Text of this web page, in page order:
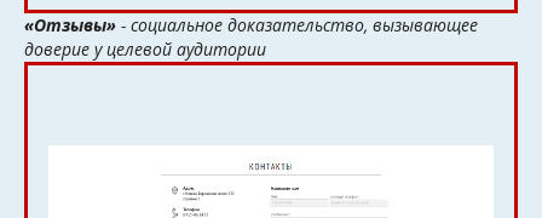
«Отзывы» - социальное доказательство, вызывающее
доверие у целевой аудитории